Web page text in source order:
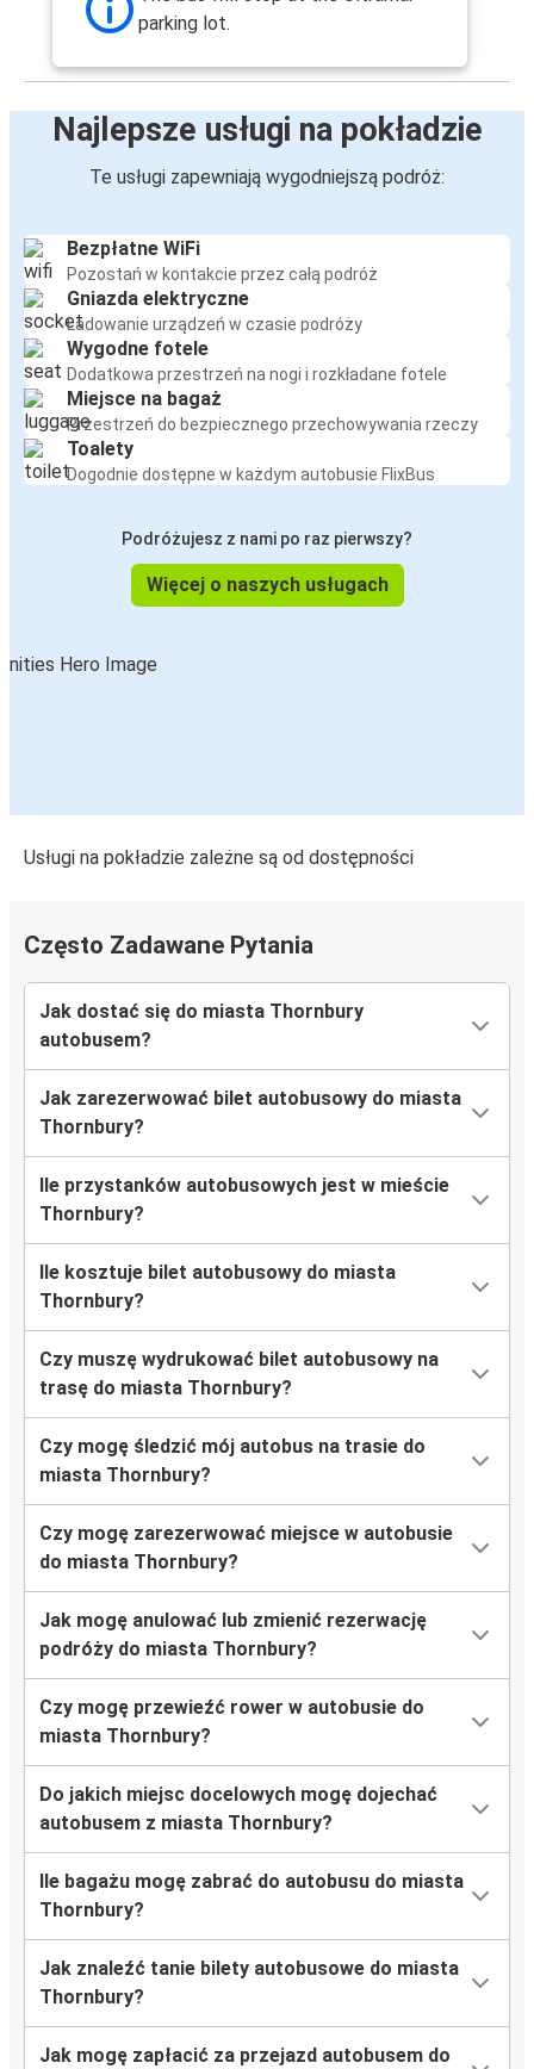
parking lot.
Najlepsze usługi na pokładzie
Te usługi zapewniają wygodniejszą podróż:
Bezpłatne WiFi
Pozostań w kontakcie przez całą podróż
Gniazda elektryczne
Ładowanie urządzeń w czasie podróży
Wygodne fotele
Dodatkowa przestrzeń na nogi i rozkładane fotele
Miejsce na bagaż
Przestrzeń do bezpiecznego przechowywania rzeczy
Toalety
Dogodnie dostępne w każdym autobusie FlixBus
Podróżujesz z nami po raz pierwszy?
Więcej o naszych usługach
Usługi na pokładzie zależne są od dostępności
Często Zadawane Pytania
Jak dostać się do miasta Thornbury
autobusem?
Jak zarezerwować bilet autobusowy do miasta
Thornbury?
Ile przystanków autobusowych jest w mieście
Thornbury?
Ile kosztuje bilet autobusowy do miasta
Thornbury?
Czy muszę wydrukować bilet autobusowy na
trasę do miasta Thornbury?
Czy mogę śledzić mój autobus na trasie do
miasta Thornbury?
Czy mogę zarezerwować miejsce w autobusie
do miasta Thornbury?
Jak mogę anulować lub zmienić rezerwację
podróży do miasta Thornbury?
Czy mogę przewieźć rower w autobusie do
miasta Thornbury?
Do jakich miejsc docelowych mogę dojechać
autobusem z miasta Thornbury?
Ile bagażu mogę zabrać do autobusu do miasta
Thornbury?
Jak znaleźć tanie bilety autobusowe do miasta
Thornbury?
Jak mogę zapłacić za przejazd autobusem do